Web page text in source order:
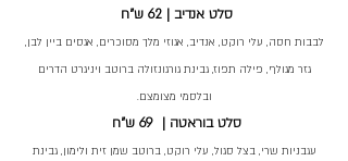
סלט אנדיב |62 ש"ח
לבבות חסה, עלי רוקט, אנדיב, אגוזי מלך מסוכרים, אגסים ביין לבן,
גזר מגולף, פילה תפוז, גבינת גורגונזולה ברוטב ויניגרט הדרים
ובלסמי מצומצם.
סלט בוראטה | 69 ש"ח
עגבניות שרי, בצל סגול, עלי רוקט, ברוטב שמן זית ולימון, גבינת